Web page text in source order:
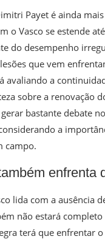
Payet é ainda
o Vasco se estende
do desempenho
que vem
avaliando a
sobre a renovação
bastante debate
a
campo.
enfrenta
lida com a ausência
não estará completo
terá que enfrentar